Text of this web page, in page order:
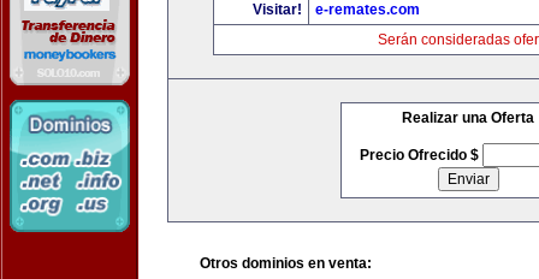
Visitar!
e-remates.com
Serán consideradas
Realizar una Oferta
Precio Ofrecido $
Otros dominios en venta: